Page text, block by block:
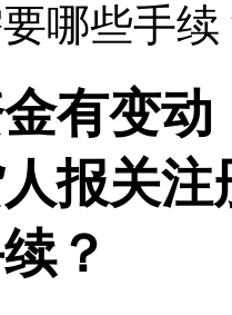
哪些手续
有变
报关
？